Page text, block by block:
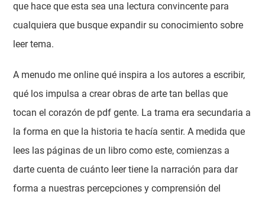
que hace que esta sea una lectura convincente para
cualquiera que busque expandir su conocimiento sobre
leer tema.
A menudo me online qué inspira a los autores a escribir,
qué los impulsa a crear obras de arte tan bellas que
tocan el corazón de pdf gente. La trama era secundaria a
la forma en que la historia te hacía sentir. A medida que
lees las páginas de un libro como este, comienzas a
darte cuenta de cuánto leer tiene la narración para dar
forma a nuestras percepciones y comprensión del